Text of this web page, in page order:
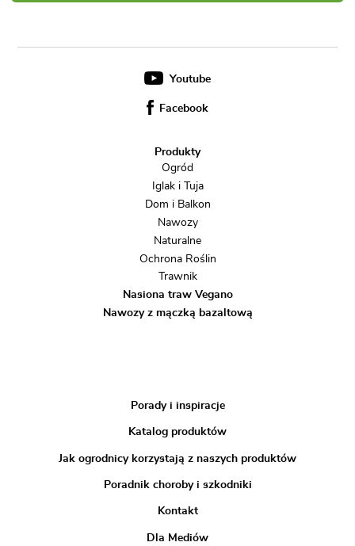
Youtube
Facebook
Produkty
Ogród
Iglak i Tuja
Dom i Balkon
Nawozy
Naturalne
Ochrona Roślin
Trawnik
Nasiona traw Vegano
Nawozy z mączką bazaltową
Porady i inspiracje
Katalog produktów
Jak ogrodnicy korzystają z naszych produktów
Poradnik choroby i szkodniki
Kontakt
Dla Mediów